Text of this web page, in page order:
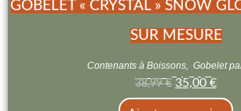
GOBELET « CRYSTAL » SNOW
SUR MESURE
Contenants à Boissons, Gobelet
38,99€ 35,00 €